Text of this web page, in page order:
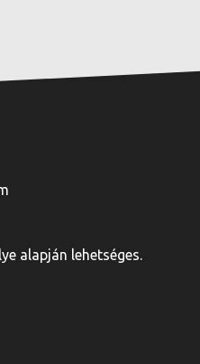
alapján lehetséges.